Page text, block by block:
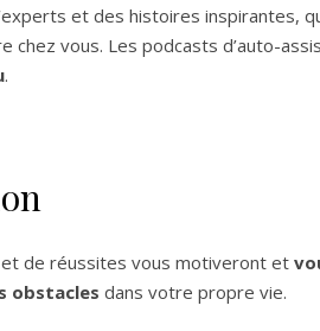
et des histoires inspirantes,
chez vous. Les podcasts d’auto-
.
de réussites vous motiveront et
obstacles dans votre propre vie.